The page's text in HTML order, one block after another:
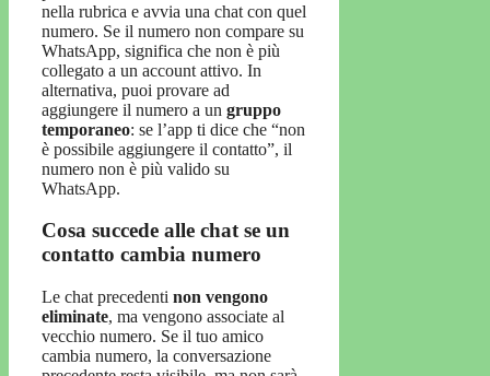
nella rubrica e avvia una chat con quel
numero. Se il numero non compare su
WhatsApp, significa che non è più
collegato a un account attivo. In
alternativa, puoi provare ad
aggiungere il numero a un gruppo
temporaneo: se l’app ti dice che “non
è possibile aggiungere il contatto”, il
numero non è più valido su
WhatsApp.
Cosa succede alle chat se un
contatto cambia numero
Le chat precedenti non vengono
eliminate, ma vengono associate al
vecchio numero. Se il tuo amico
cambia numero, la conversazione